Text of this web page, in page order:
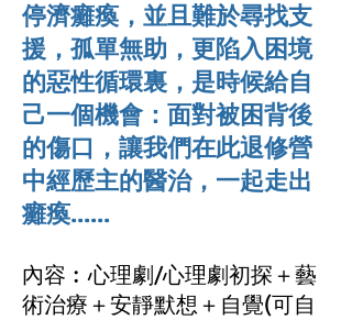
停濟癱瘓，並且難於尋找支
援，孤單無助，更陷入困境
的惡性循環裏，是時候給自
己一個機會：面對被困背後
的傷口，讓我們在此退修營
中經歷主的醫治，一起走出
癱瘓......
內容︰心理劇/心理劇初探＋藝
術治療＋安靜默想＋自覺(可自